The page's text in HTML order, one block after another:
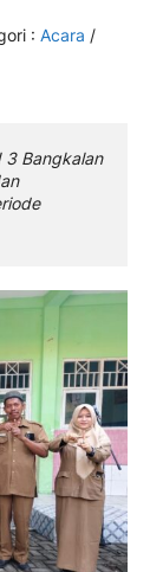
: Acara /
3 Bangkalan